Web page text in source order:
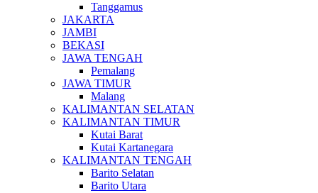
Tanggamus
JAKARTA
JAMBI
BEKASI
JAWA TENGAH
Pemalang
JAWA TIMUR
Malang
KALIMANTAN SELATAN
KALIMANTAN TIMUR
Kutai Barat
Kutai Kartanegara
KALIMANTAN TENGAH
Barito Selatan
Barito Utara